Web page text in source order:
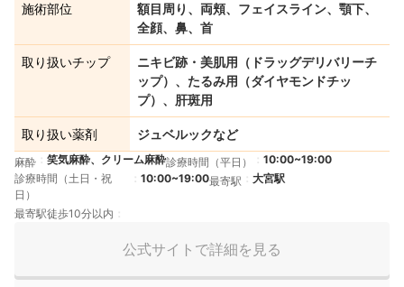
施術部位
額目周り、両頬、フェイスライン、顎下、
全顔、鼻、首
取り扱いチップ
ニキビ跡・美肌用（ドラッグデリバリーチ
ップ）、たるみ用（ダイヤモンドチッ
プ）、肝斑用
取り扱い薬剤 ジュベルックなど
麻酔 笑気麻酔、クリーム麻酔診療時間（平日）
10:00~19:00
診療時間（土日・祝
日）
10:00~19:00最寄駅 大宮駅
最寄駅徒歩10分以内
公式サイトで詳細を見る